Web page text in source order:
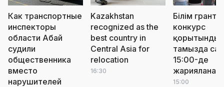
Как транспортные
инспекторы
области Абай
судили
общественника
вместо
нарушителей
Kazakhstan
recognized as the
best country in
Central Asia for
relocation
16:30
Білім
конкурс
тамызда
15:00-де
15:00